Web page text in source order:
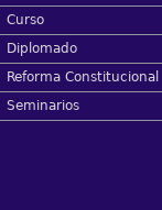
Curso
Diplomado
Reforma Constitucional
Seminarios